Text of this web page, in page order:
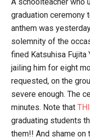
graduation ceremony
anthem was
solemnity of the
fined Katsuhisa
jailing him for eight
requested, on the
severe enough. The
minutes. Note that
graduating students
them!! And shame